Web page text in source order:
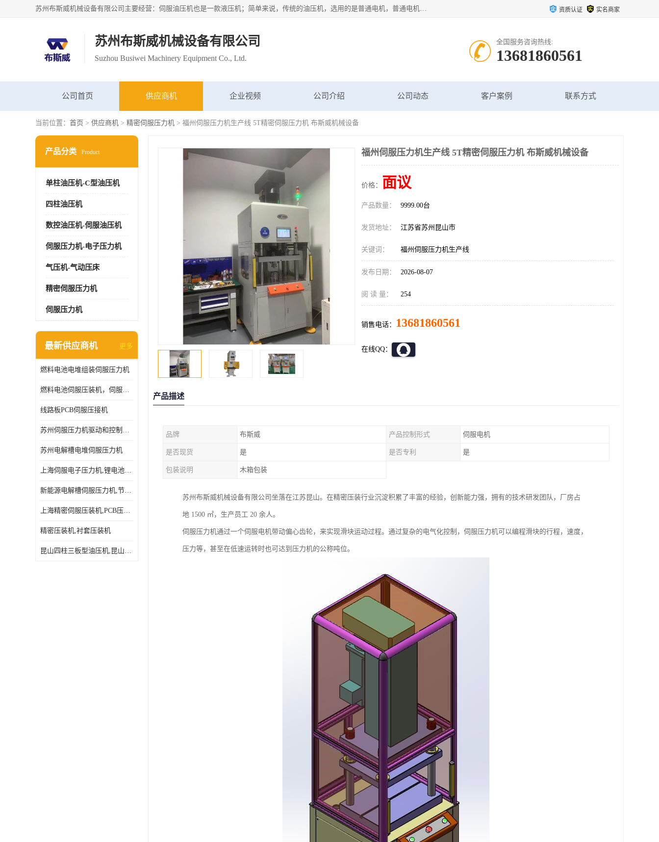
苏州布斯威机械设备有限公司主要经营：伺服油压机也是一款液压机；简单来说，传统的油压机，选用的是普通电机，普通电机容易发热，容易烧坏。伺服油压机采用先进的伺服电机，一般选用汇川 、日本大金、台达等品牌。伺服电机配套伺服泵还有伺服驱动器等部件，这样机器的电机过热，能耗的控制、机器工作的噪音都得到了完美的解决。 资质认证 实名商家
苏州布斯威机械设备有限公司
Suzhou Busiwei Machinery Equipment Co., Ltd.
全国服务咨询热线:
13681860561
公司首页 供应商机 企业视频 公司介绍 公司动态 客户案例 联系方式
当前位置： 首页 > 供应商机 > 精密伺服压力机 > 福州伺服压力机生产线 5T精密伺服压力机 布斯威机械设备
产品分类 Product
单柱油压机-C型油压机
四柱油压机
数控油压机-伺服油压机
伺服压力机-电子压力机
气压机-气动压床
精密伺服压力机
伺服压力机
最新供应商机 更多
燃料电池电堆组装伺服压力机
燃料电池伺服压装机，伺服压力机型号齐全
线路板PCB伺服压接机
苏州伺服压力机驱动和控制技术
苏州电解槽电堆伺服压力机
上海伺服电子压力机,锂电池伺服压力机 用途广发操作简单
新能源电解槽伺服压力机,节能效果达80%以上
上海精密伺服压装机,PCB压接机,线路板压接机
精密压装机,衬套压装机
昆山四柱三板型油压机,昆山精密伺服压力机
福州伺服压力机生产线 5T精密伺服压力机 布斯威机械设备
价格： 面议
产品数量： 9999.00台
发货地址： 江苏省苏州昆山市
关键词： 福州伺服压力机生产线
发布日期： 2026-08-07
阅 读 量： 254
销售电话： 13681860561
在线QQ：
产品描述
品牌 布斯威 产品控制形式 伺服电机
是否现货 是 是否专利 是
包装说明 木箱包装
苏州布斯威机械设备有限公司坐落在江苏昆山。在精密压装行业沉淀积累了丰富的经验，创新能力强，拥有的技术研发团队，厂房占
地 1500 ㎡，生产员工 20 余人。
伺服压力机通过一个伺服电机带动偏心齿轮，来实现滑块运动过程。通过复杂的电气化控制，伺服压力机可以编程滑块的行程，速度，
压力等，甚至在低速运转时也可达到压力机的公称吨位。